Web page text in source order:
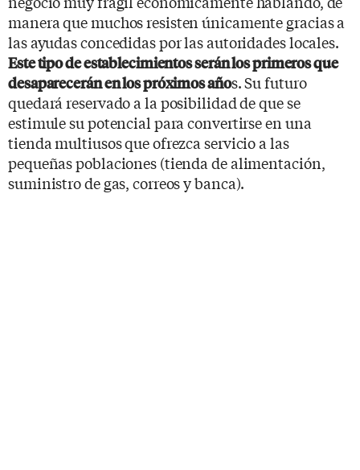
manera que muchos resisten únicamente gracias a
las ayudas concedidas por las autoridades locales.
Este tipo de establecimientos serán los primeros que
desaparecerán en los próximos años. Su futuro
quedará reservado a la posibilidad de que se
estimule su potencial para convertirse en una
tienda multiusos que ofrezca servicio a las
pequeñas poblaciones (tienda de alimentación,
suministro de gas, correos y banca).